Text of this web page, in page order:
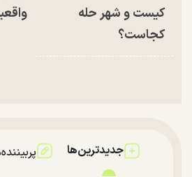
کیست و شهر حله
کجاست؟
جدیدترین‌ها